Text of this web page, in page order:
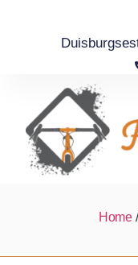
Home